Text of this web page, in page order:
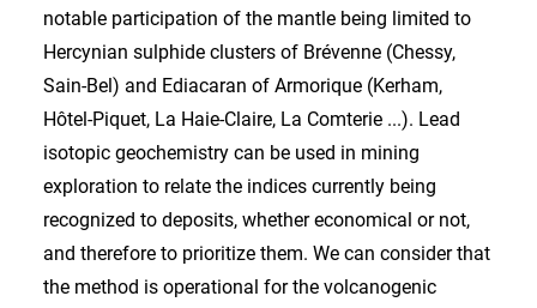
notable participation of the mantle being limited to
Hercynian sulphide clusters of Brévenne (Chessy,
Sain-Bel) and Ediacaran of Armorique (Kerham,
Hôtel-Piquet, La Haie-Claire, La Comterie ...). Lead
isotopic geochemistry can be used in mining
exploration to relate the indices currently being
recognized to deposits, whether economical or not,
and therefore to prioritize them. We can consider that
the method is operational for the volcanogenic